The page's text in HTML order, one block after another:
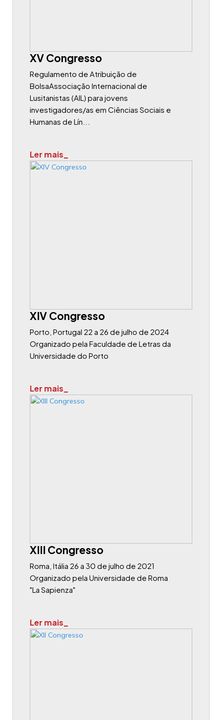
XV Congresso
Regulamento de Atribuição de
BolsaAssociação Internacional de
Lusitanistas (AIL) para jovens
investigadores/as em Ciências Sociais e
Humanas de Lín...
Ler mais_
XIV Congresso
Porto, Portugal 22 a 26 de julho de 2024
Organizado pela Faculdade de Letras da
Universidade do Porto
Ler mais_
XIII Congresso
Roma, Itália 26 a 30 de julho de 2021
Organizado pela Universidade de Roma
"La Sapienza"
Ler mais_